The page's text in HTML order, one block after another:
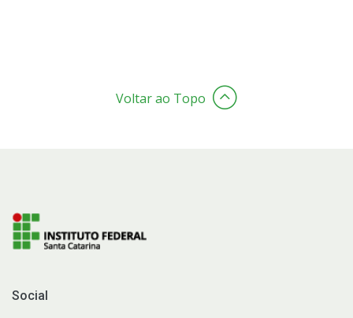
Voltar ao Topo
Social